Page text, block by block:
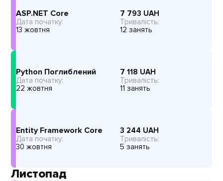
ASP.NET Core 7 793 UAH
Дата початку:
13 жовтня
Тривалість:
12 занять
Python Поглиблений 7 118 UAH
Дата початку:
22 жовтня
Тривалість:
11 занять
Entity Framework Core 3 244 UAH
Дата початку:
30 жовтня
Тривалість:
5 занять
Листопад